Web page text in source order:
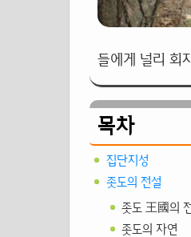
들에게 널리 회
목차
집단지성
좃도의 전설
좃도 王國의
좃도의 자연